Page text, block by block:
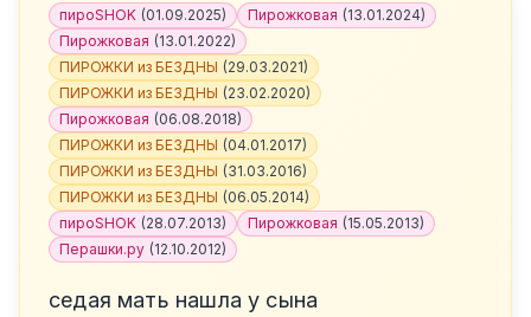
пироSHOK (01.09.2025) Пирожковая (13.01.2024)
Пирожковая (13.01.2022)
ПИРОЖКИ из БЕЗДНЫ (29.03.2021)
ПИРОЖКИ из БЕЗДНЫ (23.02.2020)
Пирожковая (06.08.2018)
ПИРОЖКИ из БЕЗДНЫ (04.01.2017)
ПИРОЖКИ из БЕЗДНЫ (31.03.2016)
ПИРОЖКИ из БЕЗДНЫ (06.05.2014)
пироSHOK (28.07.2013) Пирожковая (15.05.2013)
Перашки.ру (12.10.2012)
седая мать нашла у сына